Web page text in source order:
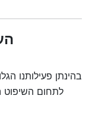
בהינתן פעילותנו
לתחום השיפוט